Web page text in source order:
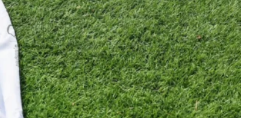
DRESS CODE
S’ABONNER
ainsi que des informations
la newsletter.En savoir plussur